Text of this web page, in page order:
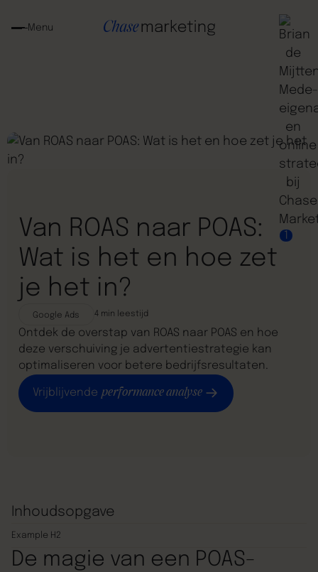
Menu
1
Van ROAS naar POAS:
Wat is het en hoe zet
je het in?
Ontdek de overstap van ROAS naar POAS en hoe
deze verschuiving je advertentiestrategie kan
optimaliseren voor betere bedrijfsresultaten.
Vrijblijvende performance analyse
Google Ads 4 min leestijd
Inhoudsopgave
Example H2
De magie van een POAS-